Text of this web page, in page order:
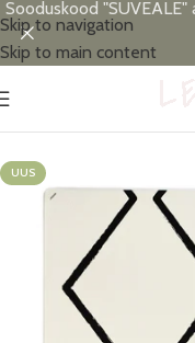
Skip to navigation
Skip to main content
Sooduskood
Esileht
UUS